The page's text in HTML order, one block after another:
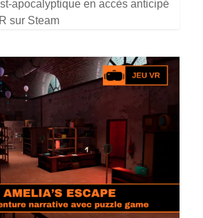
apocalyptique en accès anticipé
sur Steam